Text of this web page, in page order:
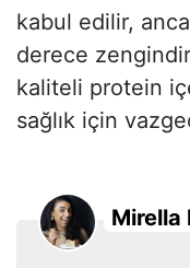
kabul edilir,
derece
kaliteli protein
sağlık için
Mirella